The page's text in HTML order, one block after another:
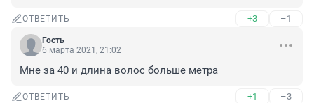
ОТВЕТИТЬ +3 –1
Гость
6 марта 2021, 21:02
Мне за 40 и длина волос больше метра
ОТВЕТИТЬ +1 –3